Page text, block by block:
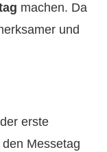
machen. Da
und
erste
Messetag